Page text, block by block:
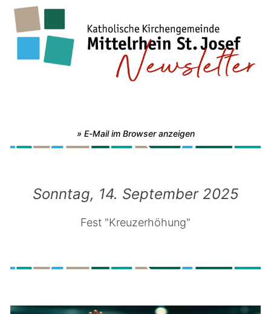
» E-Mail im Browser anzeigen
Sonntag, 14. September 2025
Fest "Kreuzerhöhung"